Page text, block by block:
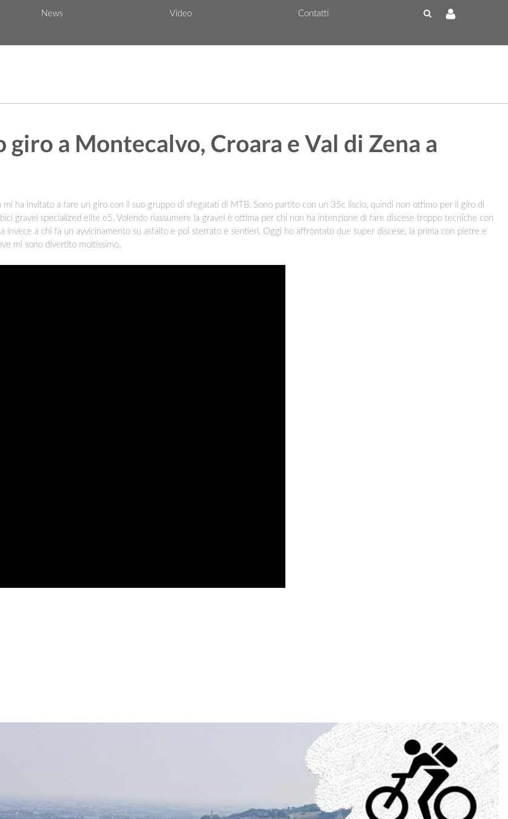
News Video Contatti
a Montecalvo, Croara e Val di Zena a
ha invitato a fare un giro con il suo gruppo di sfegatati di MTB. Sono partito con un 35c liscio, quindi non ottimo per il giro di
gravel specialized elite e5. Volendo riassumere la gravel è ottima per chi non ha intenzione di fare discese troppo tecniche con
invece a chi fa un avvicinamento su asfalto e poi sterrato e sentieri. Oggi ho affrontato due super discese, la prima con pietre e
mi sono divertito moltissimo.